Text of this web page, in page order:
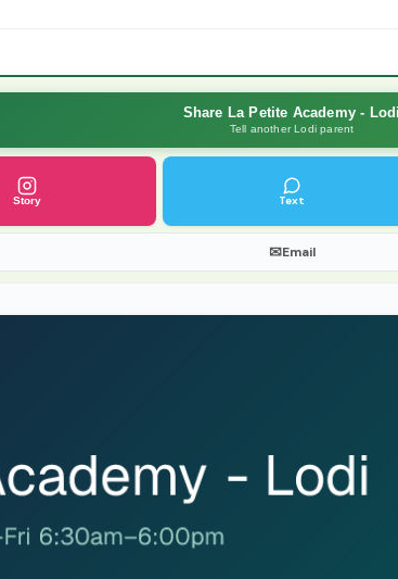
Share La Petite Academy - Lodi
Tell another Lodi parent
Story Text
✉Email